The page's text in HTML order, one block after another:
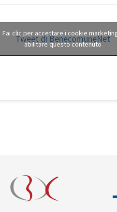
Tweet di BenecomuneNet
Fai clic per accettare i cookie
abilitare questo contenuto